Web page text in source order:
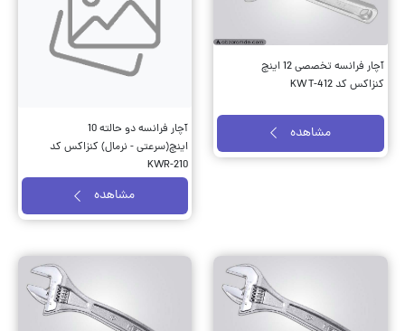
آچار فرانسه تخصصی 12 اینچ
کنزاکس کد KWT-412
مشاهده
آچار فرانسه دو حالته 10
اینچ(سرعتی - نرمال) کنزاکس کد
KWR-210
مشاهده